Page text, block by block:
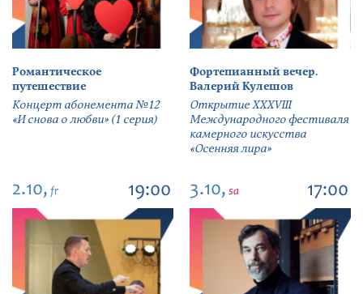
Романтическое
путешествие
Концерт абонемента №12
«И снова о любви» (1 серия)
Фортепианный вечер.
Валерий Кулешов
Открытие ХХХVIII
Международного фестиваля
камерного искусства
«Осенняя лира»
2.10, fr 19:00 3.10, sa 17:00